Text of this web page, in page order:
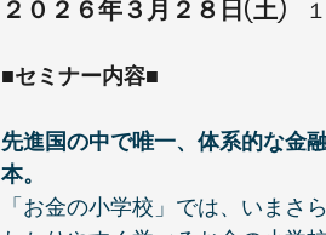
２０２６年３月２８日(土)
■セミナー内容■
先進国の中で唯一、体系的な金
本。
「お金の小学校」では、いまさ